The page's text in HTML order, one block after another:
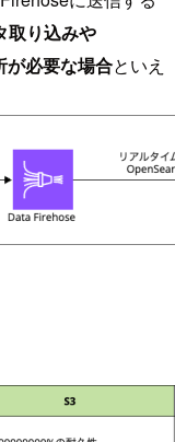
取り込みや
必要な場合といえ